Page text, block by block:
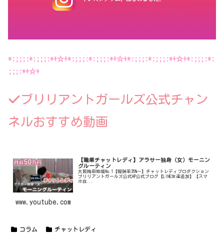
*:;;;:*:;;;:*+☆+*:;;;:*:;;;:*+☆+*:;;;:*:;;;:*+☆+*:;;;:*:
;;;:*+☆+
ブリリアントガールズ公式チャン
ネルおすすめ動画
【職業チャットレディ】アラサー独身（女）モーニン
グルーティン
大阪梅田地域No.1【報酬率35%〜】チャットレディプロダクション
ブリリアントガールズ公式HP公式ブログ【LINE友達追加】【スマ
ホ在...
www.youtube.com
コラム チャットレディ